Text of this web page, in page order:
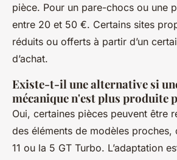
pièce. Pour un pare-chocs ou une
entre 20 et 50 €. Certains sites
réduits ou offerts à partir d’un
d’achat.
Existe-t-il une alternative si
mécanique n'est plus produite
Oui, certaines pièces peuvent être
des éléments de modèles proches,
11 ou la 5 GT Turbo. L’adaptation